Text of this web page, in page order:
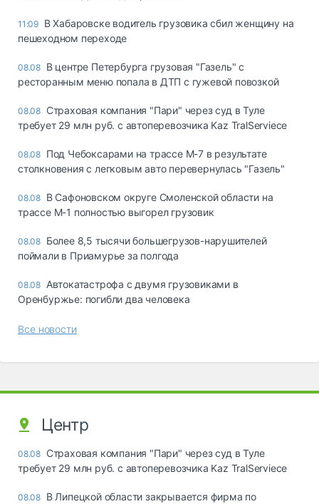
11:09 В Хабаровске водитель грузовика сбил женщину на
пешеходном переходе
08.08 В центре Петербурга грузовая "Газель" с
ресторанным меню попала в ДТП с гужевой повозкой
08.08 Страховая компания "Пари" через суд в Туле
требует 29 млн руб. с автоперевозчика Kaz TralServiece
08.08 Под Чебоксарами на трассе М-7 в результате
столкновения с легковым авто перевернулась "Газель"
08.08 В Сафоновском округе Смоленской области на
трассе М-1 полностью выгорел грузовик
08.08 Более 8,5 тысячи большегрузов-нарушителей
поймали в Приамурье за полгода
08.08 Автокатастрофа с двумя грузовиками в
Оренбуржье: погибли два человека
Все новости
Центр
08.08 Страховая компания "Пари" через суд в Туле
требует 29 млн руб. с автоперевозчика Kaz TralServiece
08.08 В Липецкой области закрывается фирма по